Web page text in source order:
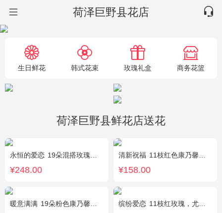
荷泽巨野县花店
生日鲜花 韩式花束 玫瑰礼盒 商务花篮
荷泽巨野县鲜花店送花
永恒的爱恋 19朵混搭玫瑰（粉色、香槟色、白色），2个小熊，黄莺、满天星点缀
¥248.00
清新祝福 11枝红色康乃馨，搭配黄莺栀子叶适量
¥158.00
暖意满满 19朵粉色康乃馨，搭配相思梅、黄莺穿插点缀。 缤纷爱恋 11枝红玫瑰，尤加利叶搭配